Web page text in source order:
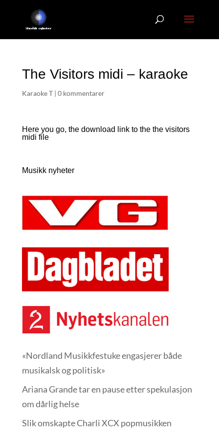
The Visitors midi – karaoke
Karaoke T| 0 kommentarer
Here you go, the download link to the the visitors
midi file
Musikk nyheter
«Nordland Musikkfest­uke engasjerer både
musikalsk og politisk»
Ariana Grande tar en pause etter spekulasjon
om dårlig helse
Slik omskapte Charli XCX popmusikken